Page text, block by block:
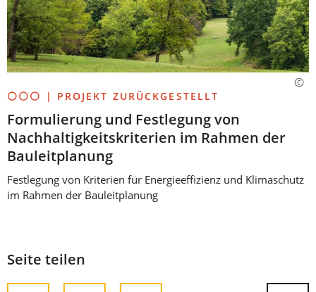
⚪⚪⚪ | PROJEKT ZURÜCKGESTELLT
Formulierung und Festlegung von
Nachhaltigkeitskriterien im Rahmen der
Bauleitplanung
Festlegung von Kriterien für Energieeffizienz und Klimaschutz
im Rahmen der Bauleitplanung
Seite teilen